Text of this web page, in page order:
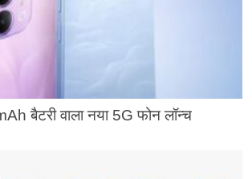
बैटरी वाला नया 5G फोन लॉन्च